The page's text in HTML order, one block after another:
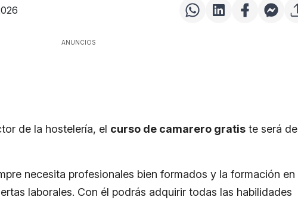
ANUNCIOS
de la hostelería, el curso de camarero gratis te será de
necesita profesionales bien formados y la formación en
laborales. Con él podrás adquirir todas las habilidades